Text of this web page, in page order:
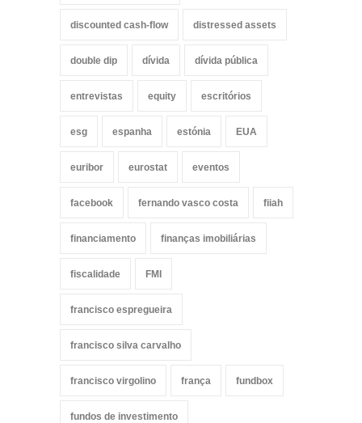
discounted cash-flow distressed assets
double dip dívida dívida pública
entrevistas equity escritórios
esg espanha estónia EUA
euribor eurostat eventos
facebook fernando vasco costa fiiah
financiamento finanças imobiliárias
fiscalidade FMI
francisco espregueira
francisco silva carvalho
francisco virgolino frança fundbox
fundos de investimento